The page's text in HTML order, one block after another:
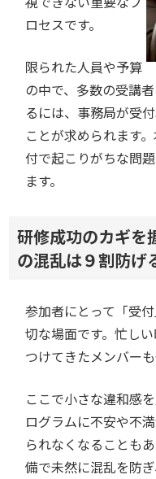
ロセスです。
限られた人員や予算
の中で、多数の受講
るには、事務局が受
ことが求められます
付で起こりがちな問
ます。
研修成功のカギを
の混乱は９割防げ
参加者にとって「受
切な場面です。忙し
つけてきたメンバー
ここで小さな違和感
ログラムに不安や不
られなくなることも
備で未然に混乱を防